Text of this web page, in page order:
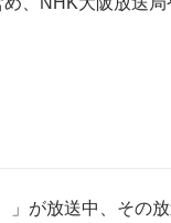
が放送中、その